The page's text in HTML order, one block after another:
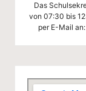
Das
von 07:30 bis
per E-Mail an: